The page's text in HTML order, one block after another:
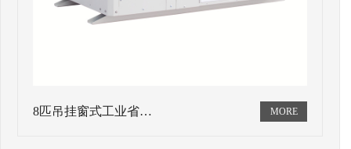
8匹吊挂窗式工业省…